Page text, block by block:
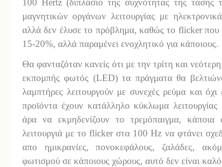
100 Hertz (διπλάσιο της συχνότητας της τάσης
μαγνητικών οργάνων λειτουργίας με
αλλά δεν έλυσε το πρόβλημα, καθώς το flicker που
15-20%, αλλά παραμένει ενοχλητικό για κάποιους.
Θα φανταζόταν κανείς ότι με την τρίτη και
εκπομπής φωτός (LED) τα πράγματα θα
λαμπτήρες λειτουργούν με συνεχές ρεύμα και
προϊόντα έχουν κατάλληλο κύκλωμα
άρα να εκμηδενίζουν το τρεμόπαιγμα, κάποια
λειτουργιά με το flicker στα 100 Hz να φτάνει
απο ημικρανίες, πονοκεφάλους, ζαλάδες,
φωτισμού σε κάποιους χώρους, αυτό δεν είναι